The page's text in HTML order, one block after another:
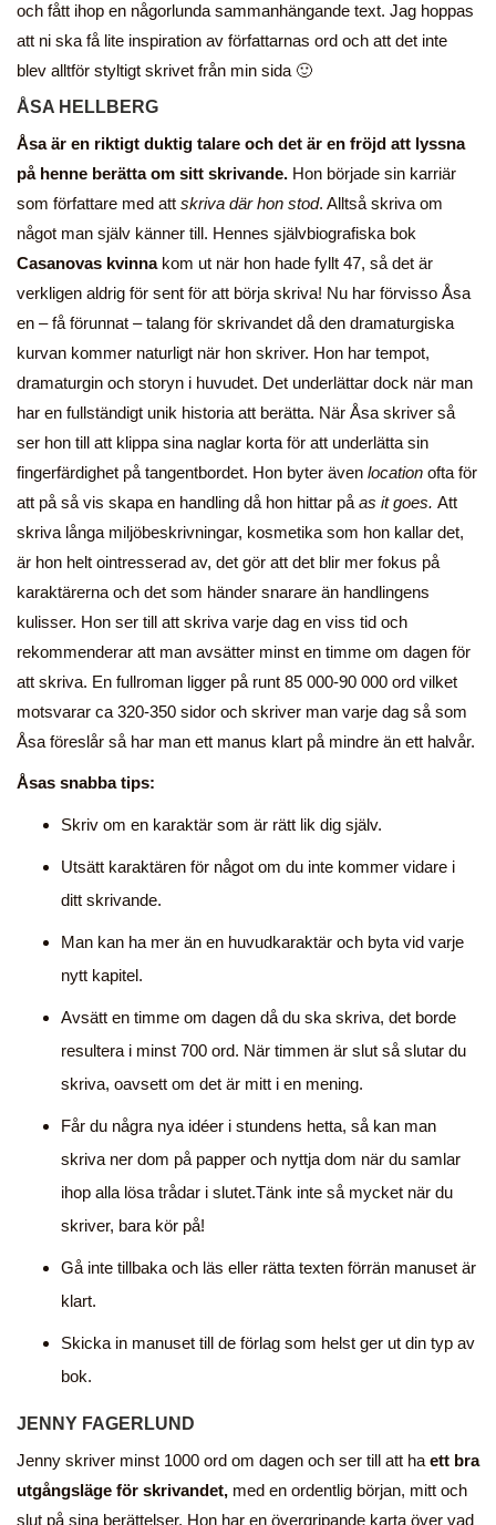
och fått ihop en någorlunda sammanhängande text. Jag hoppas
att ni ska få lite inspiration av författarnas ord och att det inte
blev alltför styltigt skrivet från min sida 🙂
ÅSA HELLBERG
Åsa är en riktigt duktig talare och det är en fröjd att lyssna
på henne berätta om sitt skrivande. Hon började sin karriär
som författare med att skriva där hon stod. Alltså skriva om
något man själv känner till. Hennes självbiografiska bok
Casanovas kvinnakom ut när hon hade fyllt 47, så det är
verkligen aldrig för sent för att börja skriva! Nu har förvisso Åsa
en – få förunnat – talang för skrivandet då den dramaturgiska
kurvan kommer naturligt när hon skriver. Hon har tempot,
dramaturgin och storyn i huvudet. Det underlättar dock när man
har en fullständigt unik historia att berätta. När Åsa skriver så
ser hon till att klippa sina naglar korta för att underlätta sin
fingerfärdighet på tangentbordet. Hon byter även location ofta för
att på så vis skapa en handling då hon hittar på as it goes. Att
skriva långa miljöbeskrivningar, kosmetika som hon kallar det,
är hon helt ointresserad av, det gör att det blir mer fokus på
karaktärerna och det som händer snarare än handlingens
kulisser. Hon ser till att skriva varje dag en viss tid och
rekommenderar att man avsätter minst en timme om dagen för
att skriva. En fullroman ligger på runt 85 000-90 000 ord vilket
motsvarar ca 320-350 sidor och skriver man varje dag så som
Åsa föreslår så har man ett manus klart på mindre än ett halvår.
Åsas snabba tips:
Skriv om en karaktär som är rätt lik dig själv.
Utsätt karaktären för något om du inte kommer vidare i
ditt skrivande.
Man kan ha mer än en huvudkaraktär och byta vid varje
nytt kapitel.
Avsätt en timme om dagen då du ska skriva, det borde
resultera i minst 700 ord. När timmen är slut så slutar du
skriva, oavsett om det är mitt i en mening.
Får du några nya idéer i stundens hetta, så kan man
skriva ner dom på papper och nyttja dom när du samlar
ihop alla lösa trådar i slutet.Tänk inte så mycket när du
skriver, bara kör på!
Gå inte tillbaka och läs eller rätta texten förrän manuset är
klart.
Skicka in manuset till de förlag som helst ger ut din typ av
bok.
JENNY FAGERLUND
Jenny skriver minst 1000 ord om dagen och ser till att ha ett bra
utgångsläge för skrivandet, med en ordentlig början, mitt och
slut på sina berättelser. Hon har en övergripande karta över vad